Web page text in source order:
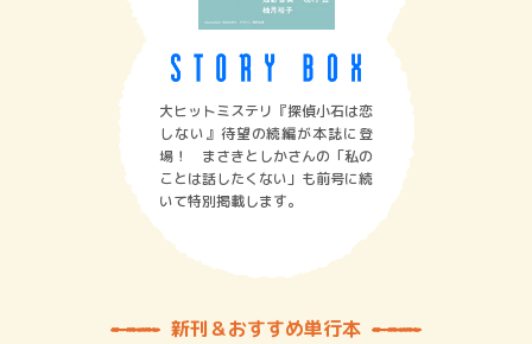
大ヒットミステリ『探偵小石は恋
しない』待望の続編が本誌に登
場！ まさきとしかさんの「私の
ことは話したくない」も前号に続
いて特別掲載します。
新刊＆おすすめ単行本